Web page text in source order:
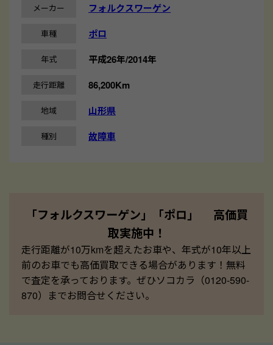
メーカー フォルクスワーゲン
車種 ポロ
年式 平成26年/2014年
走行距離 86,200Km
地域 山形県
種別 故障車
「フォルクスワーゲン」「ポロ」 高価買
取実施中！
走行距離が10万kmを超えたお車や、年式が10年以上
前のお車でも高価買取できる場合があります！無料
で査定を承っております。ぜひソコカラ（0120-590-
870）までお問合せください。